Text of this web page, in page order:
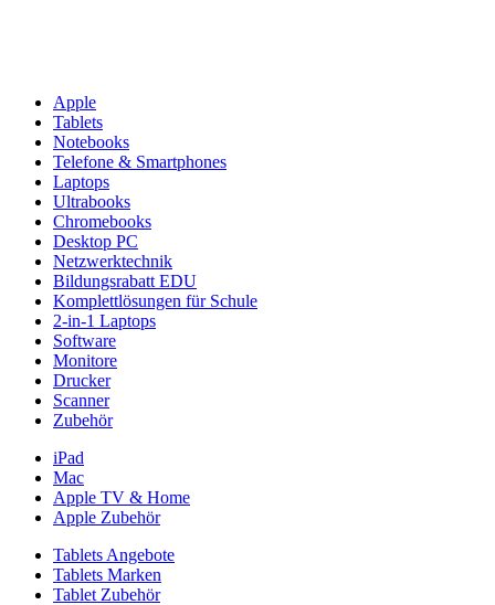
Apple
Tablets
Notebooks
Telefone & Smartphones
Laptops
Ultrabooks
Chromebooks
Desktop PC
Netzwerktechnik
Bildungsrabatt EDU
Komplettlösungen für Schule
2-in-1 Laptops
Software
Monitore
Drucker
Scanner
Zubehör
iPad
Mac
Apple TV & Home
Apple Zubehör
Tablets Angebote
Tablets Marken
Tablet Zubehör